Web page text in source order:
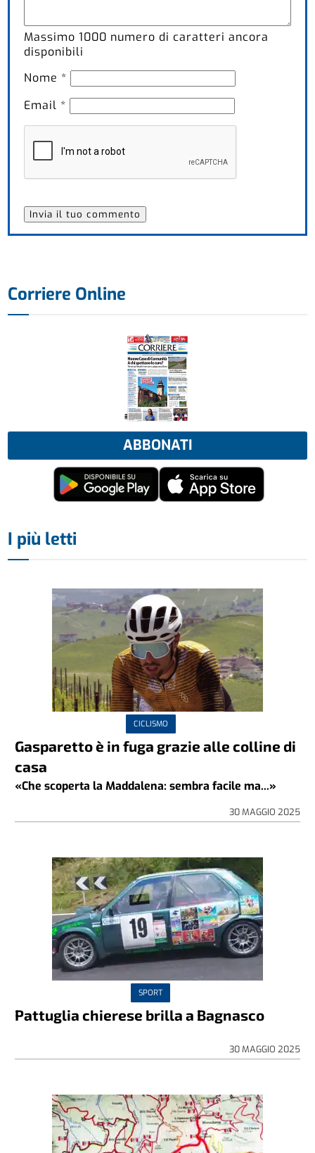
Massimo1000 numero di caratteri ancora
disponibili
Nome *
Email *
Corriere Online
ABBONATI
I più letti
CICLISMO
Gasparetto è in fuga grazie alle colline di
casa
«Che scoperta la Maddalena: sembra facile ma...»
30 MAGGIO 2025
SPORT
Pattuglia chierese brilla a Bagnasco
30 MAGGIO 2025